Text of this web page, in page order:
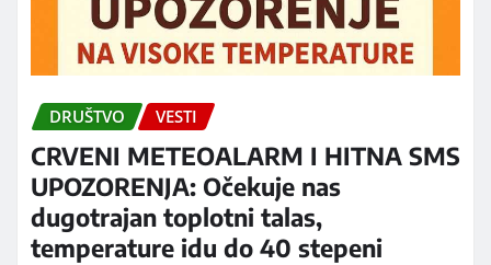
DRUŠTVO VESTI
CRVENI METEOALARM I HITNA SMS
UPOZORENJA: Očekuje nas
dugotrajan toplotni talas,
temperature idu do 40 stepeni